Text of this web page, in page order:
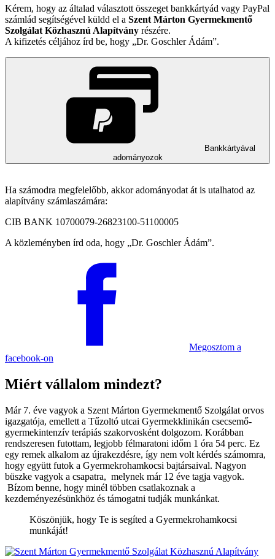
Kérem, hogy az általad választott összeget bankkártyád vagy PayPal
számlád segítségével küldd el a Szent Márton Gyermekmentő
Szolgálat Közhasznú Alapítvány részére.
A kifizetés céljához írd be, hogy
Dr. Goschler Ádám .
Bankkártyával
adományozok
Ha számodra megfelelőbb, akkor adományodat át is utalhatod az
alapítvány számlaszámára:
CIB BANK 10700079-26823100-51100005
A közleményben írd oda, hogy
Dr. Goschler Ádám .
Megosztom a
facebook-on
Miért vállalom mindezt?
Már 7. éve vagyok a Szent Márton Gyermekmentő Szolgálat orvos
igazgatója, emellett a Tűzoltó utcai Gyermekklinikán csecsemő-
gyermekintenzív terápiás szakorvosként dolgozom. Korábban
rendszeresen futottam, legjobb félmaratoni időm 1 óra 54 perc. Ez
egy remek alkalom az újrakezdésre, így nem volt kérdés számomra,
hogy együtt futok a Gyermekrohamkocsi bajtársaival. Nagyon
büszke vagyok a csapatra, melynek már 12 éve tagja vagyok.
Bízom benne, hogy minél többen csatlakoznak a
kezdeményezésünkhöz és támogatni tudják munkánkat.
Köszönjük, hogy Te is segíted a Gyermek­roham­kocsi
munkáját!